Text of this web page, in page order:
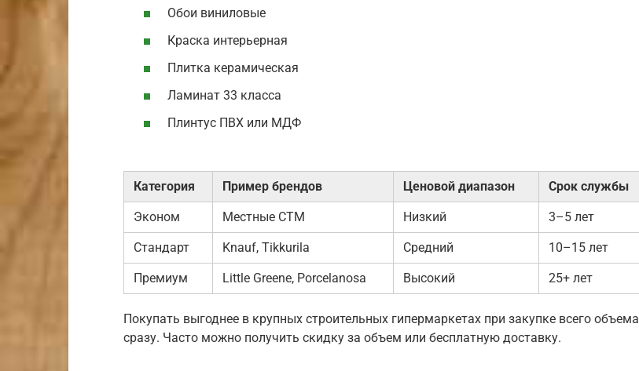
Обои виниловые
Краска интерьерная
Плитка керамическая
Ламинат 33 класса
Плинтус ПВХ или МДФ
Категория Пример брендов Ценовой диапазон Срок службы
Эконом Местные СТМ Низкий 3–5 лет
Стандарт Knauf, Tikkurila Средний 10–15 лет
Премиум Little Greene, Porcelanosa Высокий 25+ лет
Покупать выгоднее в крупных строительных гипермаркетах при закупке всего объема
сразу. Часто можно получить скидку за объем или бесплатную доставку.